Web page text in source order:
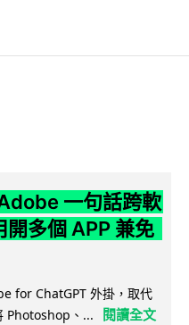
一句話跨軟
開多個 APP 兼免
for ChatGPT 外掛，取代
Photoshop、...
閱讀全文